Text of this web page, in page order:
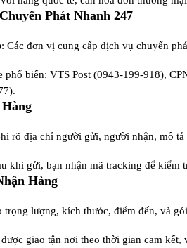
Phát Nhanh 247
: Các đơn vị cung cấp dịch vụ chuyển
phổ biến: VTS Post (0943-199-918),
rõ địa chỉ người gửi, người nhận, mô
khi gửi, bạn nhận mã tracking để kiểm
Hàng
trọng lượng, kích thước, điểm đến, và
giao tận nơi theo thời gian cam